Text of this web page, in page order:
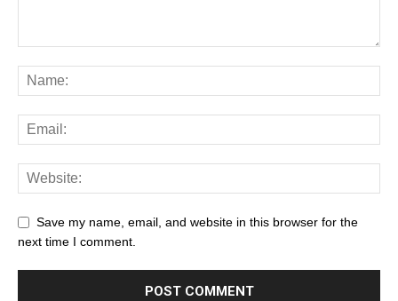
Save my name, email, and website in this browser for the
next time I comment.